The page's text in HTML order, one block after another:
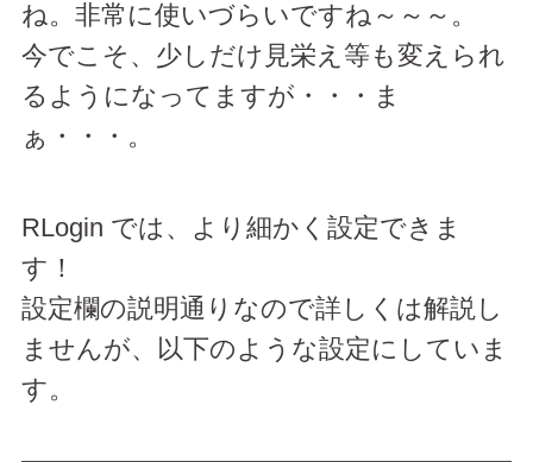
ね。非常に使いづらいですね～～～。
今でこそ、少しだけ見栄え等も変えられ
るようになってますが・・・ま
ぁ・・・。
RLogin では、より細かく設定できま
す！
設定欄の説明通りなので詳しくは解説し
ませんが、以下のような設定にしていま
す。